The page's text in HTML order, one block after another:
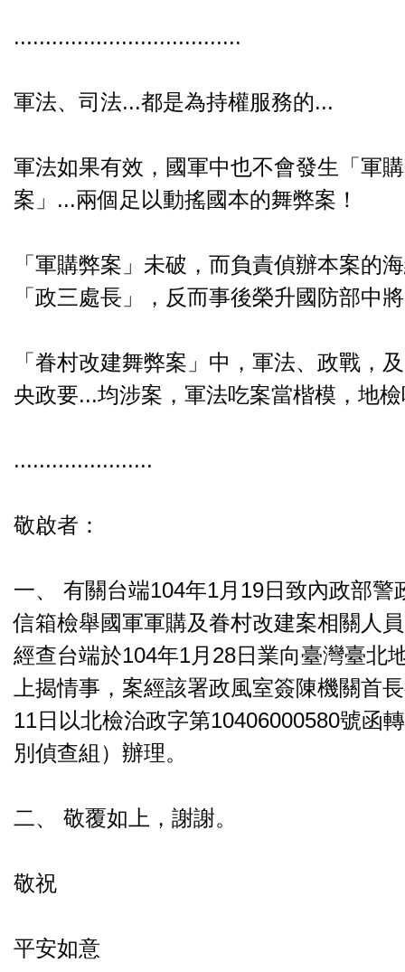
....................................
軍法、司法...都是為持權服務的...
軍法如果有效，國軍中也不會發生「軍
案」...兩個足以動搖國本的舞弊案！
「軍購弊案」未破，而負責偵辦本案的
「政三處長」，反而事後榮升國防部中
「眷村改建舞弊案」中，軍法、政戰，
央政要...均涉案，軍法吃案當楷模，地
......................
敬啟者：
一、 有關台端104年1月19日致內政部警
信箱檢舉國軍軍購及眷村改建案相關人
經查台端於104年1月28日業向臺灣臺北
上揭情事，案經該署政風室簽陳機關首
11日以北檢治政字第10406000580號函
別偵查組）辦理。
二、 敬覆如上，謝謝。
敬祝
平安如意